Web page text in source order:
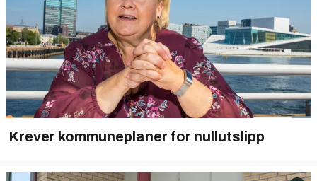
Krever kommuneplaner for nullutslipp